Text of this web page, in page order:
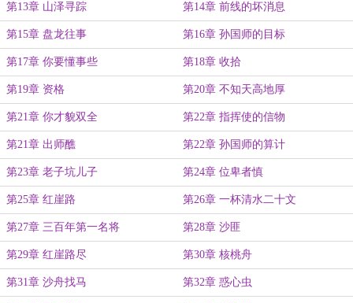
第13章 山泽寻踪 第14章 前线的坏消息
第15章 盘龙往事 第16章 孙国师的目标
第17章 你要懂事些 第18章 收拾
第19章 资格 第20章 不知天高地厚
第21章 你才貌双全 第22章 指挥使的信物
第21章 出师醮 第22章 孙国师的算计
第23章 老子坑儿子 第24章 位卑者慎
第25章 红崖路 第26章 一杯清水二十文
第27章 三百年第一名将 第28章 沙匪
第29章 红崖路尽 第30章 核桃舟
第31章 沙舟找马 第32章 惑心虫